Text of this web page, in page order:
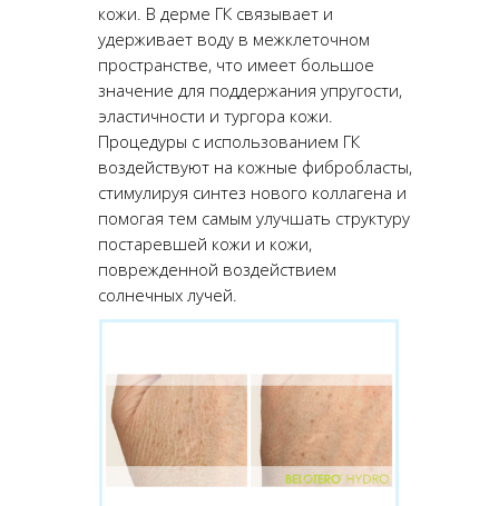
кожи. В дерме ГК связывает и
удерживает воду в межклеточном
пространстве, что имеет большое
значение для поддержания упругости,
эластичности и тургора кожи.
Процедуры с использованием ГК
воздействуют на кожные фибробласты,
стимулируя синтез нового коллагена и
помогая тем самым улучшать структуру
постаревшей кожи и кожи,
поврежденной воздействием
солнечных лучей.